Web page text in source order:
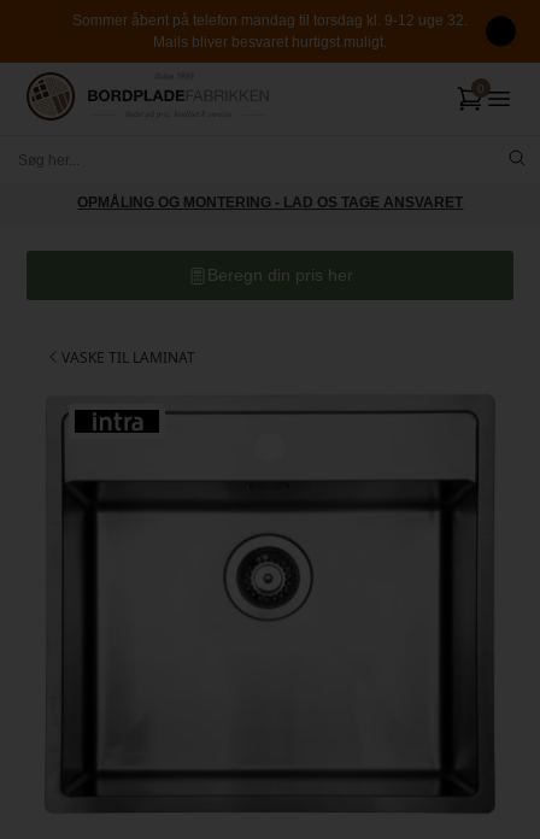
Sommer åbent på telefon mandag til torsdag kl. 9-12 uge 32.
Mails bliver besvaret hurtigst muligt.
OPMÅLING OG MONTERING - LAD OS TAGE ANSVARET
Beregn din pris her
VASKE TIL LAMINAT